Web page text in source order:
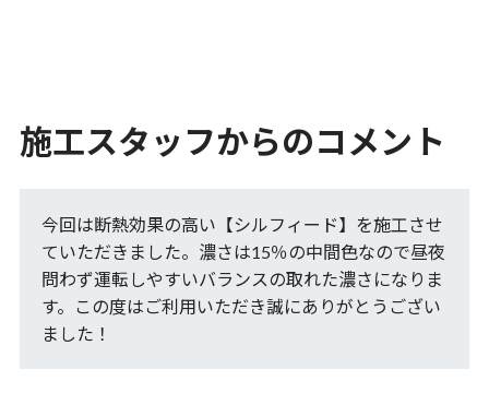
施工スタッフからのコメント
今回は断熱効果の高い【シルフィード】を施工させ
ていただきました。濃さは15％の中間色なので昼夜
問わず運転しやすいバランスの取れた濃さになりま
す。この度はご利用いただき誠にありがとうござい
ました！